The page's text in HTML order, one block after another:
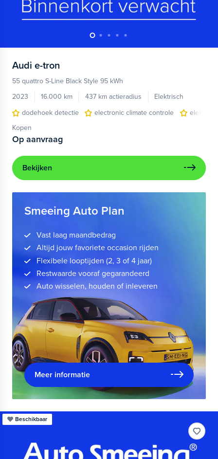
Audi e-tron
55 quattro S-Line Black Style 95 kWh
2023
16.000 km 437 km actieradius
Elektrisch
dodehoek detectie
electronic climate controle
Kopen
Op aanvraag
Bekijken
Smeeing Auto Plan
Vast laag maandbedrag
Altijd jouw favoriete occasion rijden
Flexibele looptijden (2, 3 of 4 jaar)
Restwaarde vooraf gegarandeerd
Auto wisselen, houden of inleveren
Meer informatie
Beschikbaar